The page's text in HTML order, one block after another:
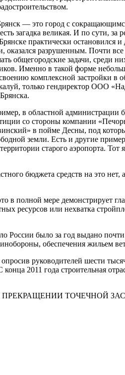
— это город с
загадка великая. И по сути,
практически оста­новился и
оказался разрушенным. Почти
общегородские задачи, среди
Именно в такой форме
комплексной застройки в
только гендиректор ООО
в областной админи­страции
со стороны компании
в пойме Десны, под
земли. Есть и другие
старого аэропорта. Тот
бюджета средств на это нет,
в полной мере де­монстрирует
ресурсов или нехватка
было за год выдано почти
обеспече­ния жильем
руководи­телей шести
2011 года строительная
ТОЧЕЧНОЙ